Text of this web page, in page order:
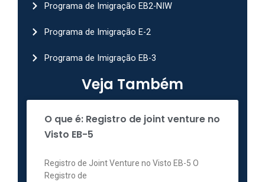
Programa de Imigração EB2-NIW
Programa de Imigração E-2
Programa de Imigração EB-3
Veja Também
O que é: Registro de joint venture no
Visto EB-5
Registro de Joint Venture no Visto EB-5 O
Registro de